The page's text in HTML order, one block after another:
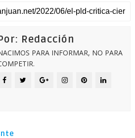
Redacción
PARA INFORMAR, NO PARA